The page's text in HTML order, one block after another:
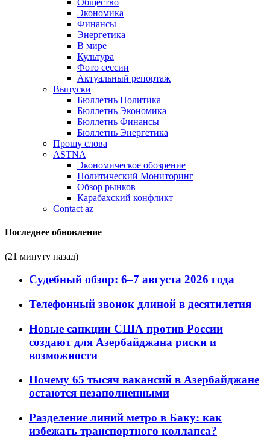
Общество
Экономика
Финансы
Энергетика
В мире
Культура
Фото сессии
Актуальный репортаж
Выпуски
Бюллетнь Политика
Бюллетнь Экономика
Бюллетнь Финансы
Бюллетнь Энергетика
Прошу слова
ASTNA
Экономическое обозрение
Политический Мониторинг
Обзор рынков
Карабахский конфликт
Contact az
Последнее обновление
(21 минуту назад)
Судебный обзор: 6–7 августа 2026 года
Телефонный звонок длиной в десятилетия
Новые санкции США против России
создают для Азербайджана риски и
возможности
Почему 65 тысяч вакансий в Азербайджане
остаются незаполненными
Разделение линий метро в Баку: как
избежать транспортного коллапса?